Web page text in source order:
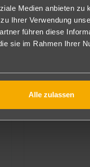
Medien anbieten zu
Ihrer Verwendung
führen diese
sie im Rahmen Ihrer
Alle zulassen